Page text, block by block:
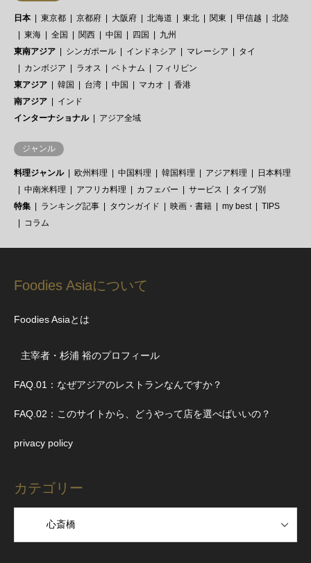
日本 東京都 京都府 大阪府 北海道 東北 関東 甲信越
北陸
東海
全国 関西 中国 四国
九州
東南アジア
シンガポール インドネシア マレーシア
タイ
カンボジア
ラオス ベトナム
フィリピン
東アジア
韓国 台湾 中国 マカオ
香港
南アジア
インド
インターナショナル
アジア全域
ジャンル
料理ジャンル 欧州料理 中国料理 韓国料理 アジア料理
日本料理
中南米料理
アフリカ料理 カフェバー サービス
タイプ別
特集
ランキング記事 タウンガイド 映画・書籍 my best
TIPS
コラム
Foodies Asiaについて
Foodies Asiaとは
主宰者・杉浦 裕のプロフィール
FAQ.01：なぜアジアのレストランなんですか？
FAQ.02：このサイトから、どうやって店を選べばいいの？
privacy policy
カテゴリー